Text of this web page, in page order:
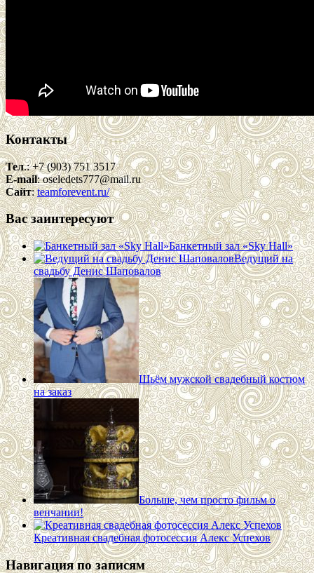
Контакты
Тел.: +7 (903) 751 3517
E-mail: oseledets777@mail.ru
Сайт:teamforevent.ru/
Вас заинтересуют
Банкетный зал «Sky Hall»
Ведущий на
свадьбу Денис Шаповалов
Шьём мужской свадебный костюм
на заказ
Больше, чем просто фильм о
венчании!
Креативная свадебная фотосессия Алекс Успехов
Навигация по записям